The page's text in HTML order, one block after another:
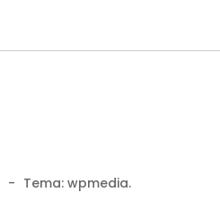
- Tema: wpmedia.